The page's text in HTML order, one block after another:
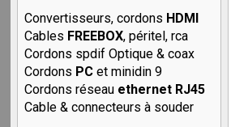
Convertisseurs, cordons HDMI
Cables FREEBOX, péritel, rca
Cordons spdif Optique & coax
Cordons PC et minidin 9
Cordons réseau ethernet RJ45
Cable & connecteurs à souder